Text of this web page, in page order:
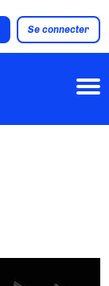
Se connecter